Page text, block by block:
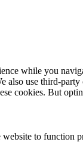
while you
also use third-
cookies. But
to function